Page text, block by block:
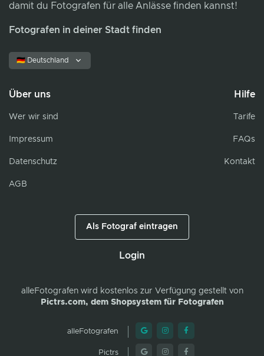
damit du Fotografen für alle Anlässe finden kannst!
Fotografen in deiner Stadt finden
🇩🇪 Deutschland
Über uns
Wer wir sind
Impressum
Datenschutz
AGB
Hilfe
Tarife
FAQs
Kontakt
Als Fotograf eintragen
Login
alleFotografenwird kostenlos zur Verfügung gestellt von
Pictrs.com, dem Shopsystem für Fotografen
alleFotografen
Pictrs